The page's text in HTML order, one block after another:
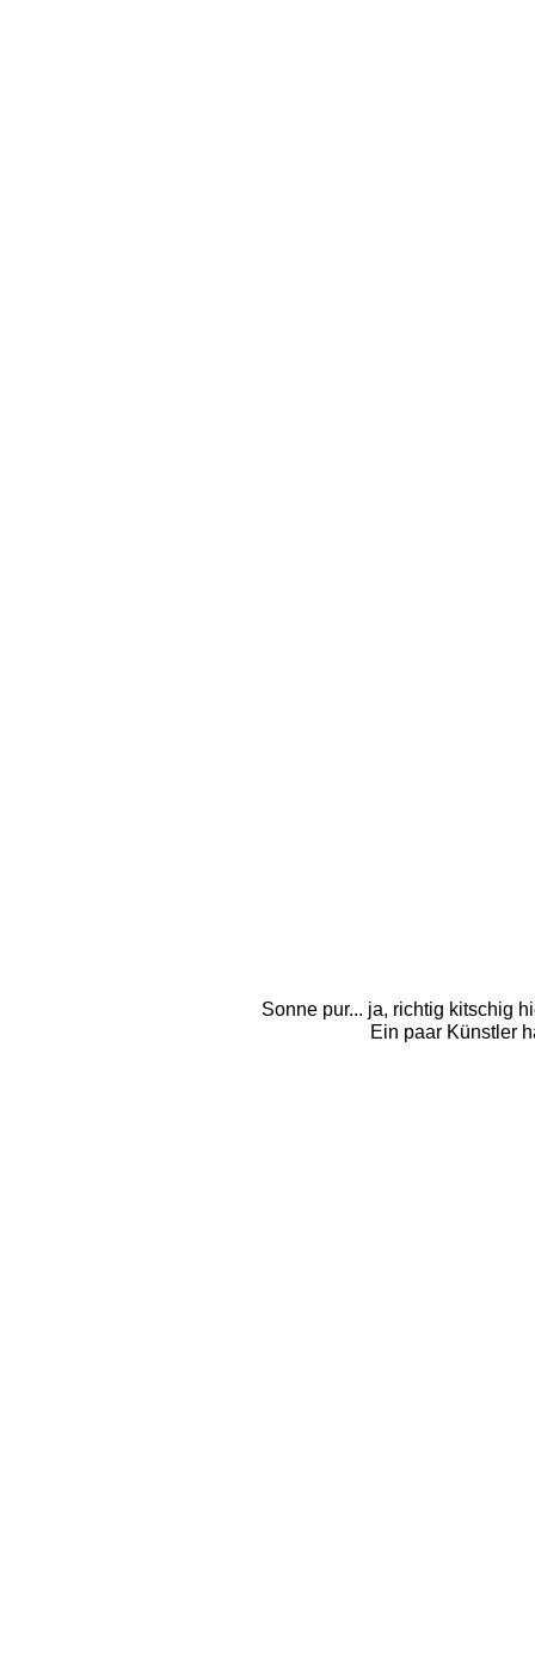
Sonne pur... ja, richtig kitschig
Ein paar Künstler